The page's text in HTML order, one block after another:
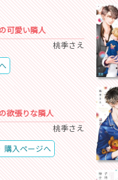
可愛い隣人
桃季さえ
欲張りな隣人
桃季さえ
購入ページへ